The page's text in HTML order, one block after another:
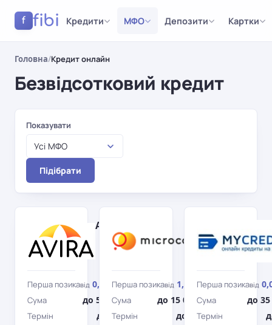
f fibi Кредити МФО Депозити Картки
Головна/Кредит онлайн
Безвідсотковий кредит
Показувати
Усі МФО
Підібрати
AviraCredit
Перша позикавід 0,72%/день
Сума до 5 900 грн
Термін до 21 дн.
Перша позикавід 1,5% /день
Сума до 15 000 грн
Термін до 90 дн.
Перша позикавід
Сума до 35
Термін